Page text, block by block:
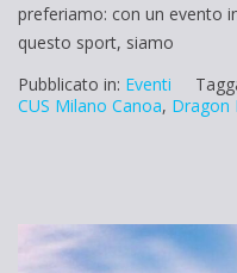
preferiamo: con un evento
questo sport, siamo
Pubblicato in: Eventi
CUS Milano Canoa, Dragon